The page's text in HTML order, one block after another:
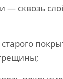
— сквозь